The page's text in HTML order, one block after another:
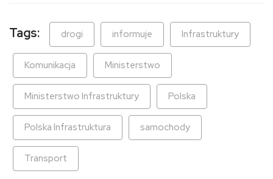
Tags: drogi informuje Infrastruktury
Komunikacja Ministerstwo
Ministerstwo Infrastruktury Polska
Polska Infrastruktura samochody
Transport